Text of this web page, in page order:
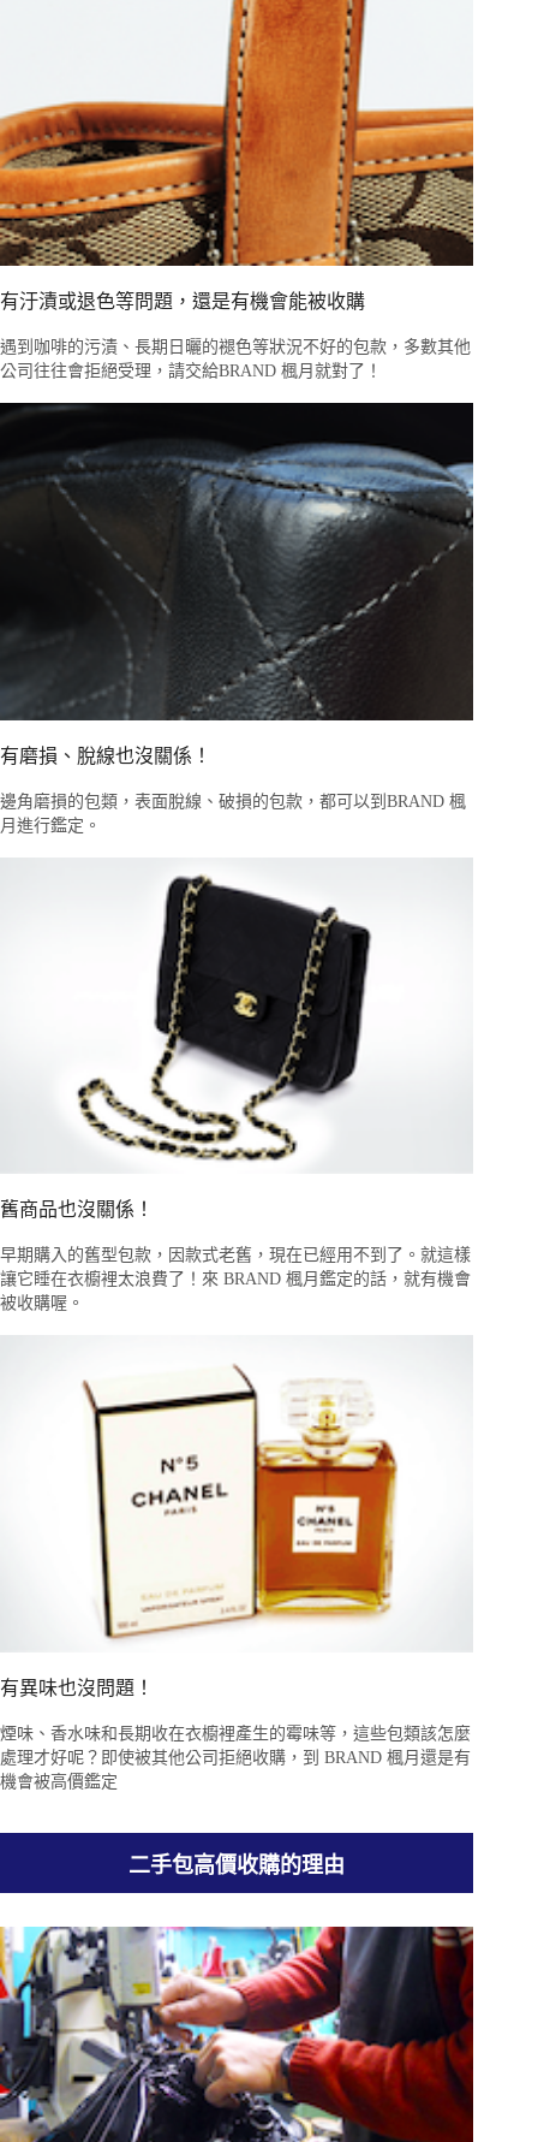
有汙漬或退色等問題，還是有機會能被收購
遇到咖啡的污漬、長期日曬的褪色等狀況不好的包款，多數其他
公司往往會拒絕受理，請交給BRAND 楓月就對了！
有磨損、脫線也沒關係！
邊角磨損的包類，表面脫線、破損的包款，都可以到BRAND 楓
月進行鑑定。
舊商品也沒關係！
早期購入的舊型包款，因款式老舊，現在已經用不到了。就這樣
讓它睡在衣櫥裡太浪費了！來 BRAND 楓月鑑定的話，就有機會
被收購喔。
有異味也沒問題！
煙味、香水味和長期收在衣櫥裡產生的霉味等，這些包類該怎麼
處理才好呢？即使被其他公司拒絕收購，到 BRAND 楓月還是有
機會被高價鑑定
二手包高價收購的理由